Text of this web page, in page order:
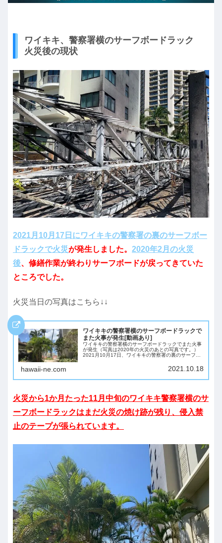
ワイキキ、警察署横のサーフボードラック
火災後の現状
2021月10月17日にワイキキの警察署の裏のサーフボー
ドラックで火災が発生しました。 2020年2月の火災
後、修繕作業が終わりサーフボードが戻ってきていた
ところでした。
火災当日の写真はこちら↓↓
ワイキキの警察署横のサーフボードラックで
また火事が発生[動画あり]
ワイキキの警察署横のサーフボードラックでまた火事
が発生（写真は2020年の火災のあとの写真です。）
2021月10月17日、ワイキキの警察署の裏のサーフボ
年2月にも火災があった場所です。火災...
hawaii-ne.com 2021.10.18
火災から1か月たった11月中旬のワイキキ警察署横のサ
ーフボードラックはまだ火災の焼け跡が残り、侵入禁
止のテープが張られています。